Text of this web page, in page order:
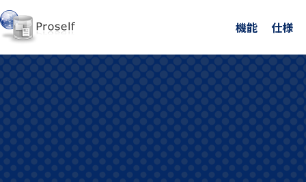
機能 仕様